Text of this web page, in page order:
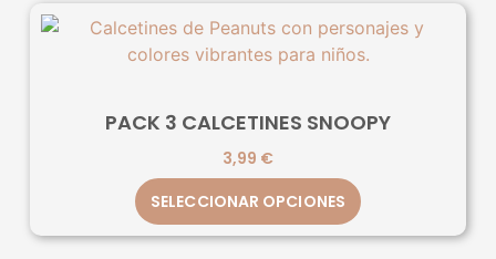
PACK 3 CALCETINES SNOOPY
3,99 €
SELECCIONAR OPCIONES